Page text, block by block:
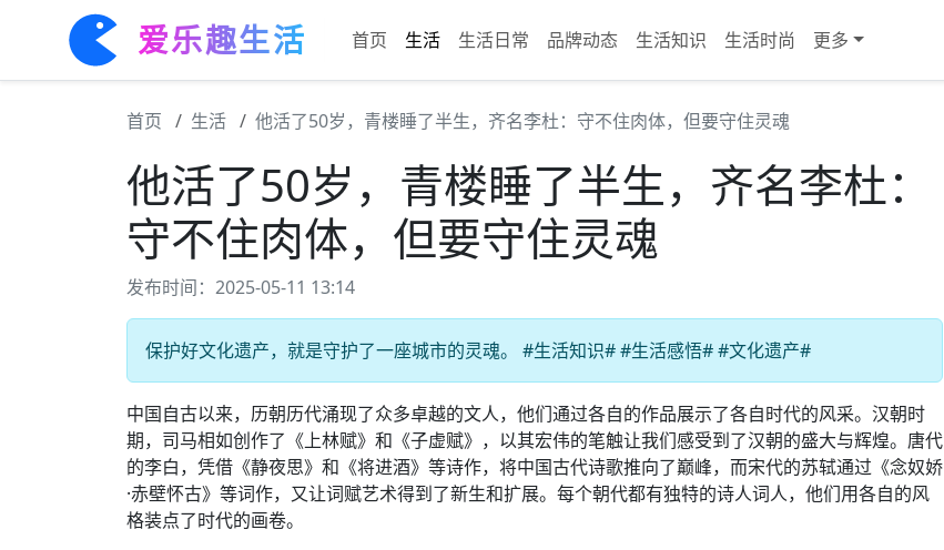
爱乐趣生活 首页 生活 生活日常 品牌动态 生活知识 生活时尚 更多
首页 生活 他活了50岁，青楼睡了半生，齐名李杜：守不住肉体，但要守住灵魂
他活了50岁，青楼睡了半生，齐名李杜：
守不住肉体，但要守住灵魂
发布时间：2025-05-11 13:14
保护好文化遗产，就是守护了一座城市的灵魂。 #生活知识# #生活感悟# #文化遗产#
中国自古以来，历朝历代涌现了众多卓越的文人，他们通过各自的作品展示了各自时代的风采。汉朝时
期，司马相如创作了《上林赋》和《子虚赋》，以其宏伟的笔触让我们感受到了汉朝的盛大与辉煌。唐代
的李白，凭借《静夜思》和《将进酒》等诗作，将中国古代诗歌推向了巅峰，而宋代的苏轼通过《念奴娇
·赤壁怀古》等词作，又让词赋艺术得到了新生和扩展。每个朝代都有独特的诗人词人，他们用各自的风
格装点了时代的画卷。